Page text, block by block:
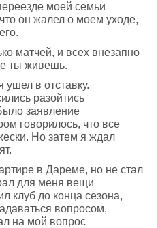
моей семьи
он жалел о моем уходе,
матчей, и всех внезапно
ты живешь.
ушел в отставку.
разойтись
заявление
говорилось, что все
Но затем я ждал
в Дареме, но не стал
для меня вещи
клуб до конца сезона,
вопросом,
на мой вопрос